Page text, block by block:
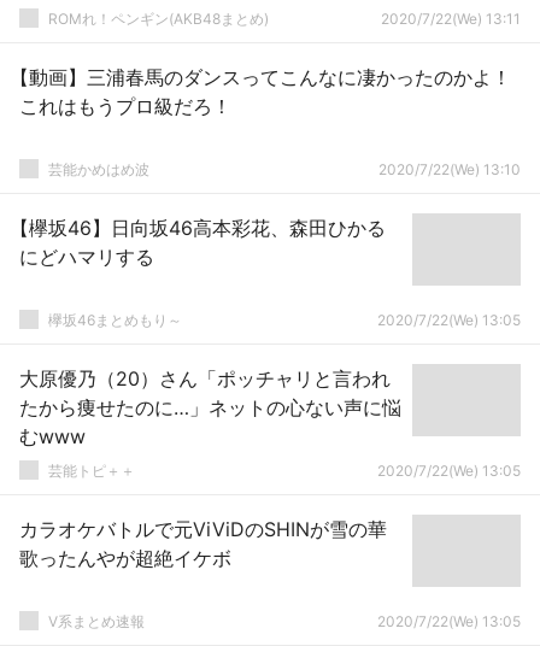
ROMれ！ペンギン(AKB48まとめ) 2020/7/22(We) 13:11
【動画】三浦春馬のダンスってこんなに凄かったのかよ！
これはもうプロ級だろ！
芸能かめはめ波 2020/7/22(We) 13:10
【欅坂46】日向坂46高本彩花、森田ひかる
にどハマリする
欅坂46まとめもり～ 2020/7/22(We) 13:05
大原優乃（20）さん「ポッチャリと言われ
たから痩せたのに…」ネットの心ない声に悩
むwww
芸能トピ＋＋ 2020/7/22(We) 13:05
カラオケバトルで元ViViDのSHINが雪の華
歌ったんやが超絶イケボ
V系まとめ速報 2020/7/22(We) 13:05